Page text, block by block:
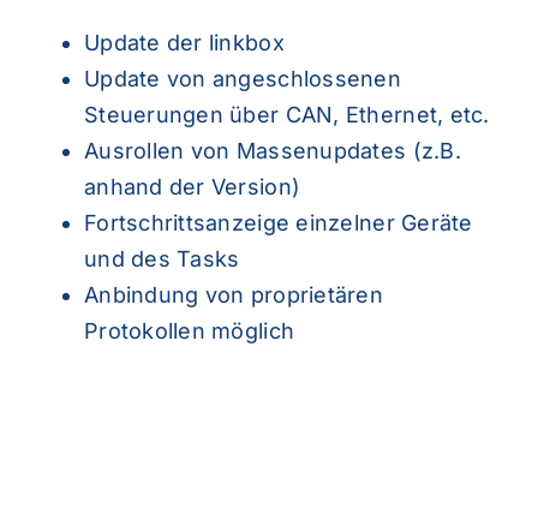
Update der linkbox
Update von angeschlossenen
Steuerungen über CAN, Ethernet, etc.
Ausrollen von Massenupdates (z.B.
anhand der Version)
Fortschrittsanzeige einzelner Geräte
und des Tasks
Anbindung von proprietären
Protokollen möglich